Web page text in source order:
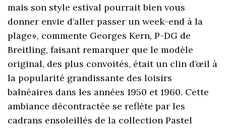
mais son style estival pourrait bien vous
donner envie d’aller passer un week-end à la
plage», commente Georges Kern, P-DG de
Breitling, faisant remarquer que le modèle
original, des plus convoités, était un clin d’œil à
la popularité grandissante des loisirs
balnéaires dans les années 1950 et 1960. Cette
ambiance décontractée se reflète par les
cadrans ensoleillés de la collection Pastel